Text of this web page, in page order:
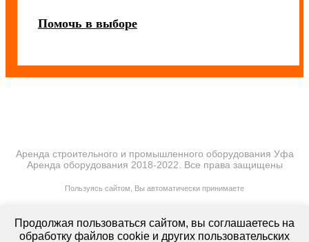
Помочь в выборе
Аренда строительного и промышленного оборудования Уфа
Аренда оборудования 2018-2022. Все права защищены
Пользуясь сайтом, Вы автоматически принимаете
lt-rent.ru
Аренда оборудования
Продолжая пользоваться сайтом, вы соглашаетесь на
обработку файлов cookie и других пользовательских